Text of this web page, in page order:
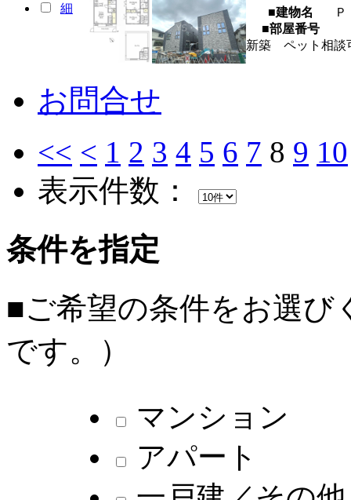
細
■建物名
■部屋番号
新築 ペット相
お問合せ
<< < 1 2 3 4 5 6 7 8 9 10
表示件数：
条件を指定
■ご希望の条件をお選び
です。）
マンション
アパート